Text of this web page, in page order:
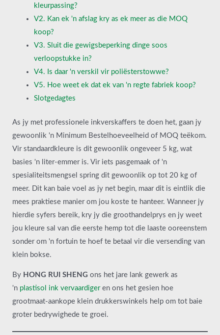
kleurpassing?
V2. Kan ek 'n afslag kry as ek meer as die MOQ
koop?
V3. Sluit die gewigsbeperking dinge soos
verloopstukke in?
V4. Is daar 'n verskil vir poliësterstowwe?
V5. Hoe weet ek dat ek van 'n regte fabriek koop?
Slotgedagtes
As jy met professionele inkverskaffers te doen het, gaan jy
gewoonlik 'n Minimum Bestelhoeveelheid of MOQ teëkom.
Vir standaardkleure is dit gewoonlik ongeveer 5 kg, wat
basies 'n liter-emmer is. Vir iets pasgemaak of 'n
spesialiteitsmengsel spring dit gewoonlik op tot 20 kg of
meer. Dit kan baie voel as jy net begin, maar dit is eintlik die
mees praktiese manier om jou koste te hanteer. Wanneer jy
hierdie syfers bereik, kry jy die groothandelprys en jy weet
jou kleure sal van die eerste hemp tot die laaste ooreenstem
sonder om 'n fortuin te hoef te betaal vir die versending van
klein bokse.
By HONG RUI SHENG ons het jare lank gewerk as
'n plastisol ink vervaardigeren ons het gesien hoe
grootmaat-aankope klein drukkerswinkels help om tot baie
groter bedrywighede te groei.